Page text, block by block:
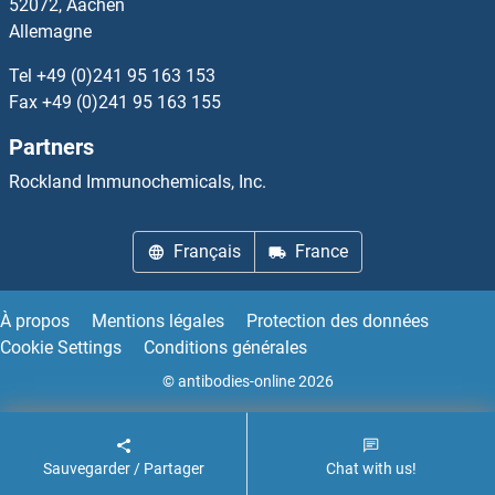
Zinc Finger and SCAN Domain Containing 9 Anticorps
Zinc Finger Protein 110 Anticorps
Zinc Finger Protein 117 Anticorps
Zinc Finger Protein 2 Anticorps
Zinc Finger Protein 27 Anticorps
Zinc Finger Protein 296 Anticorps
52072, Aachen
Allemagne
Tel +49 (0)241 95 163 153
Fax +49 (0)241 95 163 155
Partners
Rockland Immunochemicals, Inc.
Français France
À propos Mentions légales
Protection des données
Cookie Settings
Conditions générales
© antibodies-online 2026
Sauvegarder / Partager Chat with us!